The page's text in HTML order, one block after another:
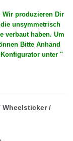
Wir produzieren Dir
unsymmetrisch
verbaut haben. Um
Bitte Anhand
unter "
Wheelsticker /